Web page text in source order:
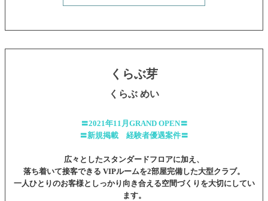
くらぶ芽
くらぶ めい
〓2021年11月GRAND OPEN〓
〓新規掲載 経験者優遇案件〓
広々としたスタンダードフロアに加え、
落ち着いて接客できる VIPルームを2部屋完備した大型クラブ。
一人ひとりのお客様としっかり向き合える空間づくりを大切にしてい
ます。